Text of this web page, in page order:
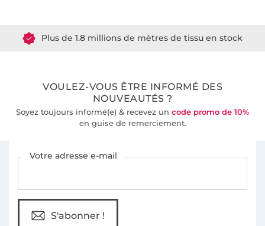
Plus de 1.8 millions de mètres de tissu en stock
36 ans d'expérience
VOULEZ-VOUS ÊTRE INFORMÉ DES
NOUVEAUTÉS ?
Soyez toujours informé(e) & recevez un code promo de 10%
en guise de remerciement.
Votre adresse e-mail
S'abonner !